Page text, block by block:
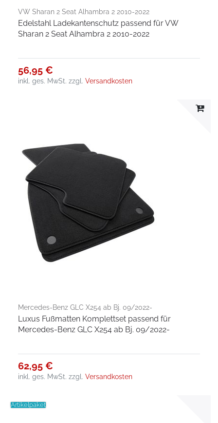
VW Sharan 2 Seat Alhambra 2 2010-2022
Edelstahl Ladekantenschutz passend für VW
Sharan 2 Seat Alhambra 2 2010-2022
56,95 €
inkl. ges. MwSt. zzgl.Versandkosten
Mercedes-Benz GLC X254 ab Bj. 09/2022-
Luxus Fußmatten Komplettset passend für
Mercedes-Benz GLC X254 ab Bj. 09/2022-
62,95 €
inkl. ges. MwSt. zzgl.Versandkosten
Artikelpaket